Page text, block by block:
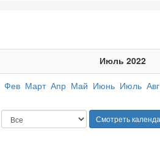
Июль 2022
Фев Март Апр Май Июнь Июль Авг